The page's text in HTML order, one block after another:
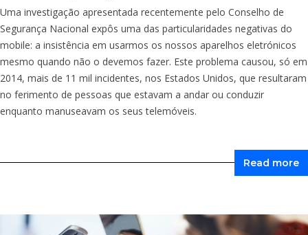
Uma investigação apresentada recentemente pelo Conselho de
Segurança Nacional expôs uma das particularidades negativas do
mobile: a insistência em usarmos os nossos aparelhos eletrónicos
mesmo quando não o devemos fazer. Este problema causou, só em
2014, mais de 11 mil incidentes, nos Estados Unidos, que resultaram
no ferimento de pessoas que estavam a andar ou conduzir
enquanto manuseavam os seus telemóveis.
Read more